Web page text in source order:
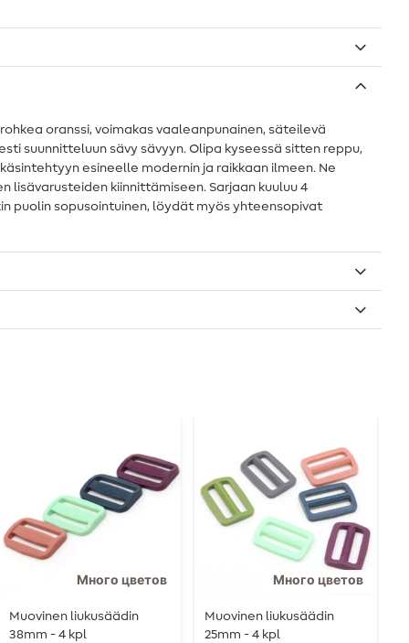
oranssi, voimakas vaaleanpunainen, säteilevä
suunnitteluun sävy sävyyn. Olipa kyseessä sitten reppu,
esineelle modernin ja raikkaan ilmeen. Ne
lisävarusteiden kiinnittämiseen. Sarjaan kuuluu 4
puolin sopusointuinen, löydät myös yhteensopivat
Много цветов
Muovinen liukusäädin
38mm - 4 kpl
Много цветов
Muovinen liukusäädin
25mm - 4 kpl